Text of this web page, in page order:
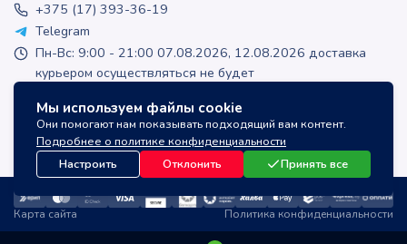
Мы используем файлы cookie
Они помогают нам показывать подходящий вам контент.
Подробнее о политике конфиденциальности
Настроить
Отклонить Принять все
+375 (17) 393-36-19
Telegram
Пн-Вс: 9:00 - 21:00 07.08.2026, 12.08.2026 доставка
курьером осуществляться не будет
inlek_apteka
inlek_apteka
Карта сайта Политика конфиденциальности